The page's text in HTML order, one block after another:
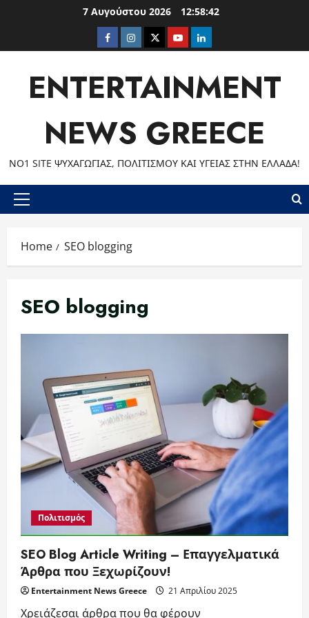
7 Αυγούστου 2026 12:58:42
Facebook
Instagram
TwitterYoutubeLinkedIn
ENTERTAINMENT
NEWS GREECE
ΝΟ1 SITE ΨΥΧΑΓΩΓΊΑΣ, ΠΟΛΙΤΙΣΜΟΎ ΚΑΙ ΥΓΕΊΑΣ ΣΤΗΝ ΕΛΛΆΔΑ!
Primary
Home SEO blogging
SEO blogging
Πολιτισμός
SEO Blog Article Writing – Επαγγελματικά
Άρθρα που Ξεχωρίζουν!
Entertainment News Greece 21 Απριλίου 2025
Χρειάζεσαι άρθρα που θα φέρουν